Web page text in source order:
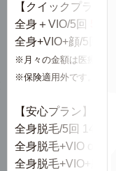
【クイックプラン】
全身＋VIO/5回
全身+VIO+顔/5回
※月々の金額は医療ロ
※保険適用外です。
【安心プラン】
全身脱毛/5回
全身脱毛+VIO or 顔
全身脱毛+VIO+顔/5